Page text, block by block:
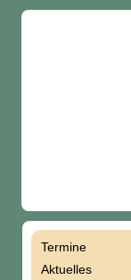
Termine
Aktuelles